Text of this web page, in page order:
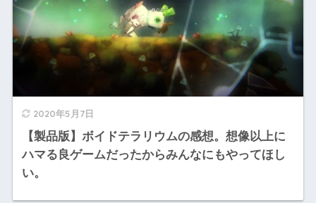
2020年5月7日
【製品版】ボイドテラリウムの感想。想像以上に
ハマる良ゲームだったからみんなにもやってほし
い。